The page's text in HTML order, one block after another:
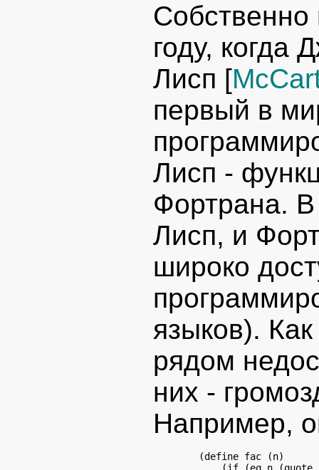
Собственно
году, когда
Лисп [
первый в
Лисп -
Фортрана. В
Лисп, и
широко
языков).
рядом
них -
Например,
        (define fac (n)